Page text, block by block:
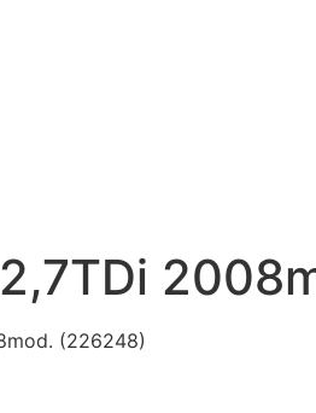
(226248)